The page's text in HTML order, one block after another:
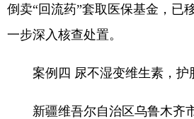
倒卖“回流药”套取医保基金，已
一步深入核查处置。
案例四 尿不湿变维生素，护
新疆维吾尔自治区乌鲁木齐